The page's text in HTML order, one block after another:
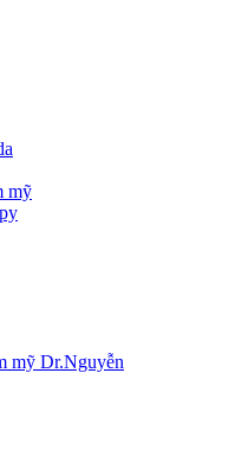
mỹ
mỹ Dr.Nguyễn